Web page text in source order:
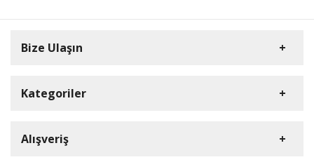
Bize Ulaşın
Kategoriler
Rulopak
Alışveriş